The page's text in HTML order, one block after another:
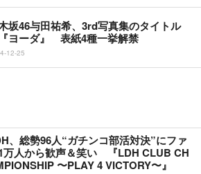
坂46与田祐希、3rd写真集のタイトル
ヨーダ』 表紙4種一挙解禁
12-25
、総勢96人“ガチンコ部活対決”にファ
万人から歓声＆笑い 『LDH CLUB CH
〜PLAY 4 VICTORY〜』